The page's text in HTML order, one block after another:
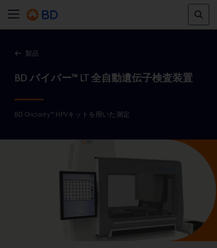
製品
BD Onclarity™ HPVキットを用いた測定